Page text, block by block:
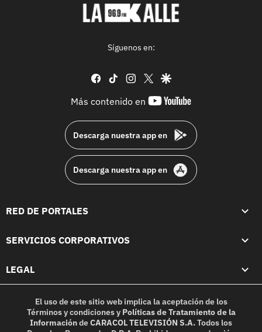
Síguenos en:
facebook
tiktok instagram
twittergoogle
Más contenido en
youtube-
Descarga nuestra app en
Descarga nuestra app en
RED DE PORTALES
SERVICIOS CORPORATIVOS
LEGAL
El uso de este sitio web implica la aceptación de los
Términos y condicionesy Políticas de Tratamiento de la
InformacióndeCARACOL TELEVISIÓN S.A.Todos los